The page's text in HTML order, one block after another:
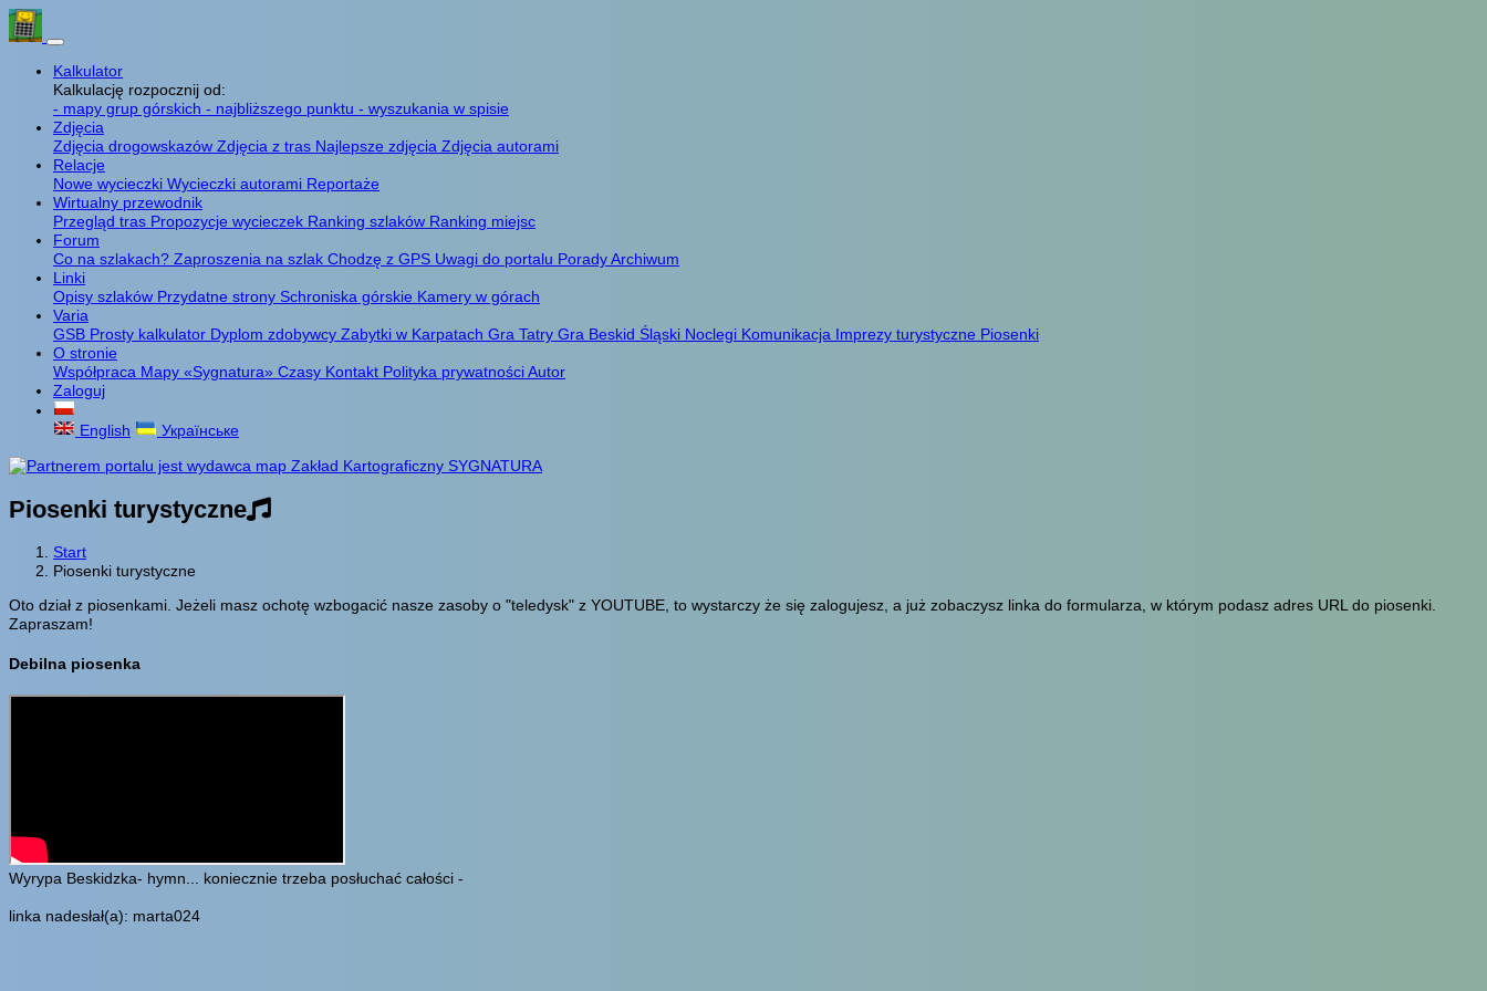
Kalkulator
Kalkulację rozpocznij od:
- mapy grup górskich - najbliższego punktu - wyszukania w spisie
Zdjęcia
Zdjęcia drogowskazów Zdjęcia z tras Najlepsze zdjęcia Zdjęcia autorami
Relacje
Nowe wycieczki Wycieczki autorami Reportaże
Wirtualny przewodnik
Przegląd tras Propozycje wycieczek Ranking szlaków Ranking miejsc
Forum
Co na szlakach? Zaproszenia na szlak Chodzę z GPS Uwagi do portalu PoradyArchiwum
Linki
Opisy szlaków Przydatne strony Schroniska górskie Kamery w górach
Varia
GSB Prosty kalkulator Dyplom zdobywcy Zabytki w Karpatach Gra Tatry Gra Beskid Śląski Noclegi Komunikacja Imprezy turystyczne Piosenki
O stronie
Współpraca Mapy «Sygnatura» Czasy Kontakt Polityka prywatnościAutor
Zaloguj
English Українське
Piosenki turystyczne
Start
Piosenki turystyczne
Oto dział z piosenkami. Jeżeli masz ochotę wzbogacić nasze zasoby o "teledysk" z YOUTUBE, to wystarczy że się zalogujesz, a już zobaczysz linka do formularza, w którym podasz adres URL do piosenki.
Zapraszam!
Debilna piosenka
Wyrypa Beskidzka- hymn... koniecznie trzeba posłuchać całości -
linka nadesłał(a): marta024